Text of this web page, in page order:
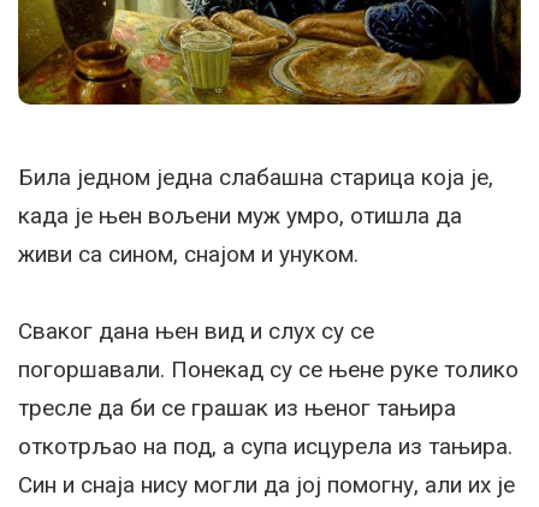
Била једном једна слабашна старица која је,
када је њен вољени муж умро, отишла да
живи са сином, снајом и унуком.
Сваког дана њен вид и слух су се
погоршавали. Понекад су се њене руке толико
тресле да би се грашак из њеног тањира
откотрљао на под, а супа исцурела из тањира.
Син и снаја нису могли да јој помогну, али их је